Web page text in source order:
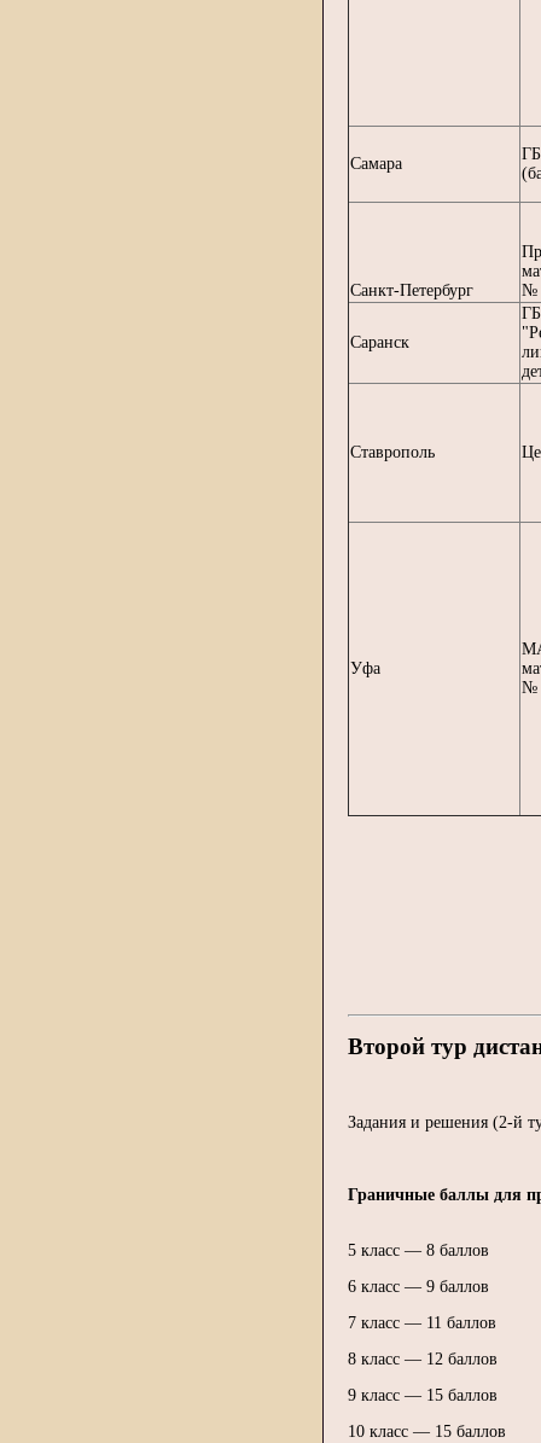
Самара
Санкт-Петербург
№
Саранск
Ставрополь
Уфа
№
Второй тур
Задания и решения (2-й
Граничные баллы для
5 класс — 8 баллов
6 класс — 9 баллов
7 класс — 11 баллов
8 класс — 12 баллов
9 класс — 15 баллов
10 класс — 15 баллов